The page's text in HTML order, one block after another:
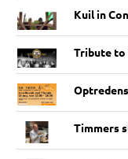
Kuil in
Tribute to
Timmers